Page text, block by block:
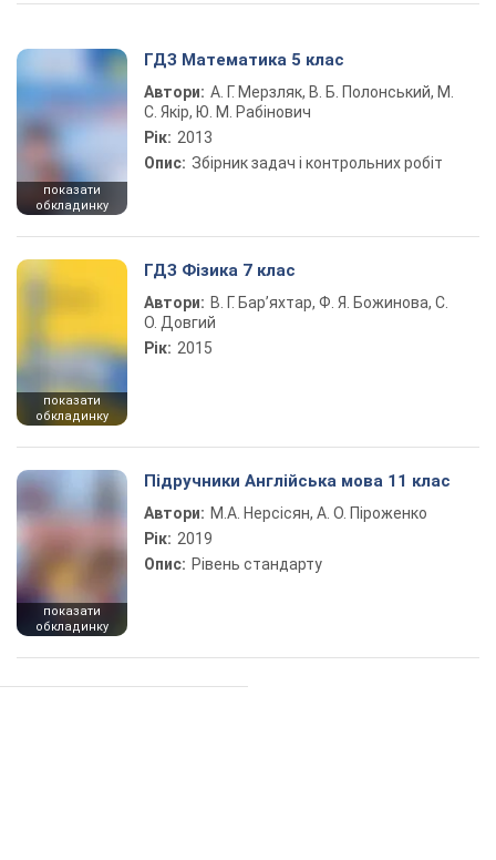
показати
обкладинку
ГДЗ Математика 5 клас
Автори: А. Г. Мерзляк, В. Б. Полонський, М.
С. Якір, Ю. М. Рабінович
Рік: 2013
Опис: Збірник задач і контрольних робіт
показати
обкладинку
ГДЗ Фізика 7 клас
Автори: В. Г. Бар’яхтар, Ф. Я. Божинова, С.
О. Довгий
Рік: 2015
показати
обкладинку
Підручники Англійська мова 11 клас
Автори: М.А. Нерсісян, А. О. Піроженко
Рік: 2019
Опис: Рівень стандарту